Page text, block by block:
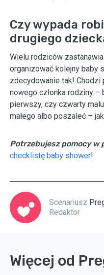
Czy wypada
drugiego
Wielu rodziców
organizować kolejny baby
zdecydowanie tak!
nowego członka rodziny
pierwszy, czy czwarty
małego albo poszaleć –
Potrzebujesz pomocy w
checklistę baby shower!
Scenariusz
Redaktor
Więcej od